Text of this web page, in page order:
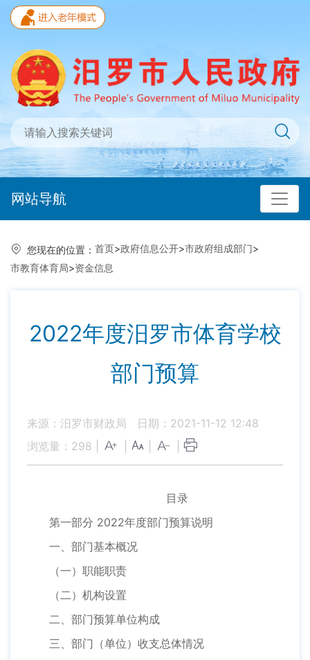
网站导航
您现在的位置： 首页>政府信息公开>市政府组成部门>
市教育体育局>资金信息
2022年度汨罗市体育学校
部门预算
来源：汨罗市财政局
日期：2021-11-12 12:48
浏览量： 298
目录
第一部分 2022年度部门预算说明
一、部门基本概况
（一）职能职责
（二）机构设置
二、部门预算单位构成
三、部门（单位）收支总体情况